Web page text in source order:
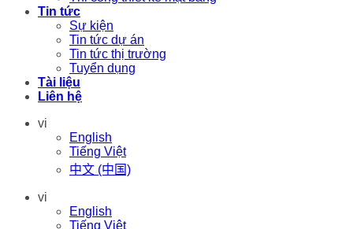
Tin tức
Sự kiện
Tin tức dự án
Tin tức thị trường
Tuyển dụng
Tài liệu
Liên hệ
vi
English
Tiếng Việt
中文 (中国)
vi
English
Tiếng Việt